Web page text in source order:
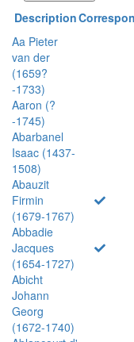
Description
Aa Pieter
van der
(1659?
-1733)
Aaron (?
-1745)
Abarbanel
Isaac (1437-
1508)
Abauzit
Firmin
(1679-1767)
Abbadie
Jacques
(1654-1727)
Abicht
Johann
Georg
(1672-1740)